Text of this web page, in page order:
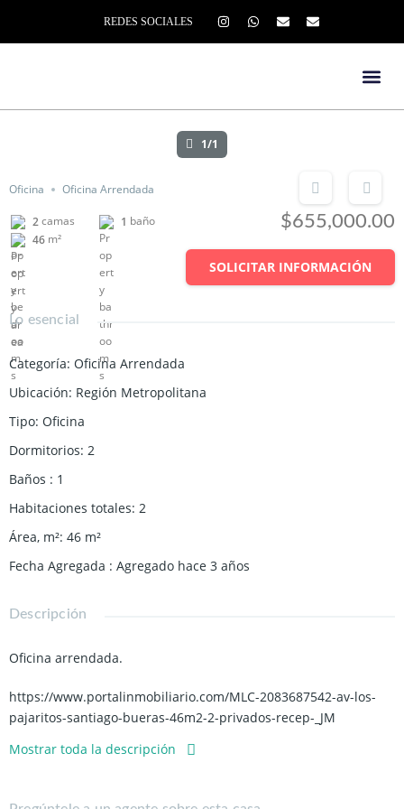
REDES SOCIALES
1/1
Oficina Oficina Arrendada
2camas 1 baño
46 m²
$655,000.00
SOLICITAR INFORMACIÓN
Lo esencial
Categoría: Oficina Arrendada
Ubicación: Región Metropolitana
Tipo: Oficina
Dormitorios: 2
Baños : 1
Habitaciones totales: 2
Área, m²: 46 m²
Fecha Agregada : Agregado hace 3 años
Descripción
Oficina arrendada.
https://www.portalinmobiliario.com/MLC-2083687542-av-los-
pajaritos-santiago-bueras-46m2-2-privados-recep-_JM
Ubicada en Av. Los Pajaritos a pasos de metro Santiago Bueras,
Mostrar toda la descripción